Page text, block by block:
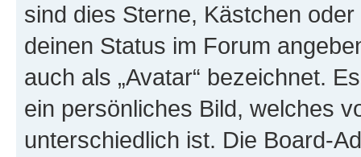
sind dies Sterne, Kästchen
deinen Status im Forum
auch als „Avatar“ bezeichnet.
ein persönliches Bild, welches
unterschiedlich ist. Die Board-